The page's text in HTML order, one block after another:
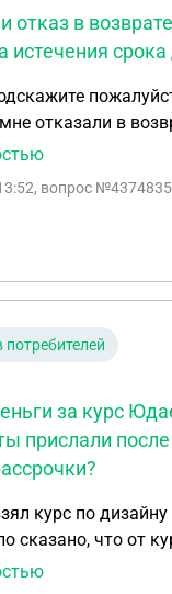
отказ в
истечения
отказали в
внесенных за
2023 год были
за
истек срок
, вопрос
за курс
прислали после
курс по
сказано, что от
в любой момент с